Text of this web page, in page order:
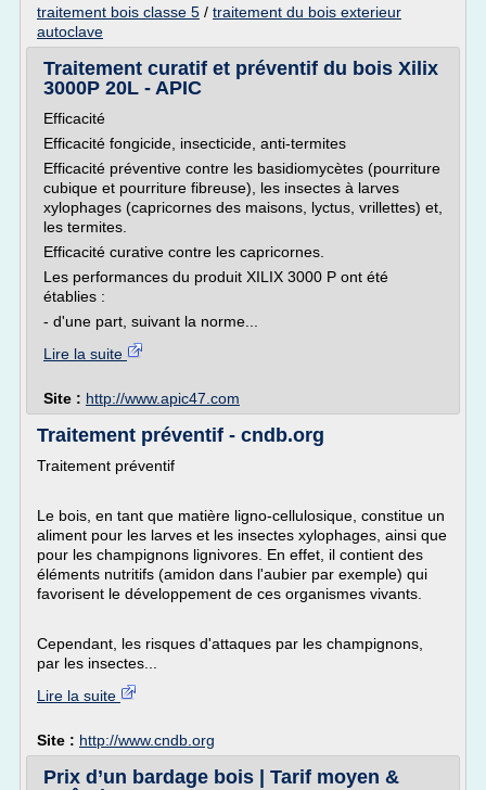
traitement bois classe 5 / traitement du bois exterieur
autoclave
Traitement curatif et préventif du bois Xilix
3000P 20L - APIC
Efficacité
Efficacité fongicide, insecticide, anti-termites
Efficacité préventive contre les basidiomycètes (pourriture
cubique et pourriture fibreuse), les insectes à larves
xylophages (capricornes des maisons, lyctus, vrillettes) et,
les termites.
Efficacité curative contre les capricornes.
Les performances du produit XILIX 3000 P ont été
établies :
- d'une part, suivant la norme...
Lire la suite
Site : http://www.apic47.com
Traitement préventif - cndb.org
Traitement préventif
Le bois, en tant que matière ligno-cellulosique, constitue un
aliment pour les larves et les insectes xylophages, ainsi que
pour les champignons lignivores. En effet, il contient des
éléments nutritifs (amidon dans l'aubier par exemple) qui
favorisent le développement de ces organismes vivants.
Cependant, les risques d'attaques par les champignons,
par les insectes...
Lire la suite
Site : http://www.cndb.org
Prix d’un bardage bois | Tarif moyen &